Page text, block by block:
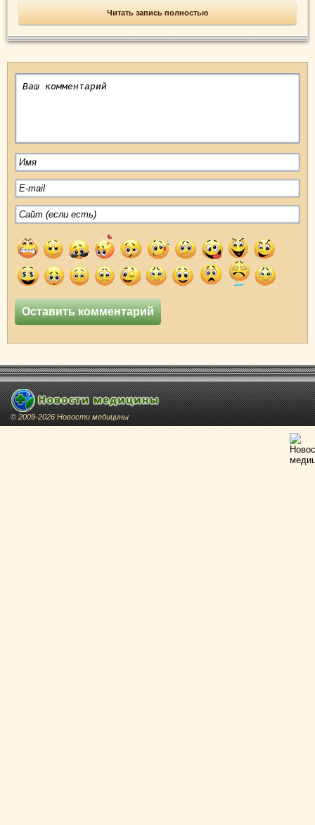
Читать запись полностью
© 2009-2026 Новости медицины